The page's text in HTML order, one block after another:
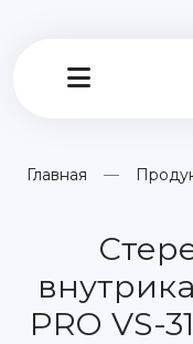
Главная
PRO VS-